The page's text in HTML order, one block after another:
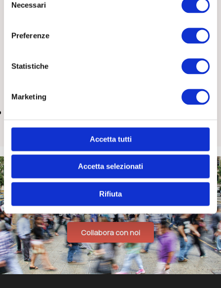
delNecessari
Preferenze
Statistiche
Marketing
Accetta tutti
Accetta selezionati
Rifiuta
Cosa fare quando un anziano vive da solo e inizia a
isolarsi
Trasformiamo le idee in progetti e i bisogni in opportunità.
generare impatto sociale reale.
Collabora con noi